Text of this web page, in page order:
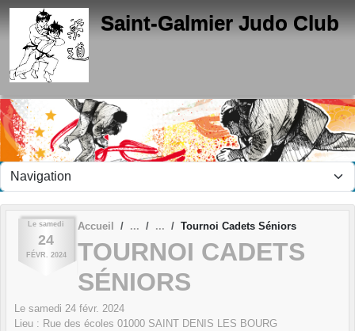
Saint-Galmier Judo Club
Le samedi
24
FÉVR. 2024
Accueil Tournoi Cadets Séniors
TOURNOI CADETS
SÉNIORS
Le samedi 24 févr. 2024
Lieu : Rue des écoles 01000 SAINT DENIS LES BOURG
Panneau de gestion des cookies